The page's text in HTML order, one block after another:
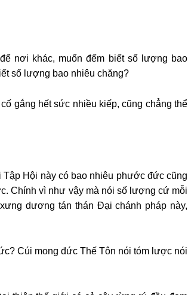
nơi khác, muốn đếm biết số lượng bao
số lượng bao nhiêu chăng?
gắng hết sức nhiều kiếp, cũng chẳng thể
Hội này có bao nhiêu phước đức cũng
Chính vì như vậy mà nói số lượng cứ mỗi
dương tán thán Đại chánh pháp này,
Cúi mong đức Thế Tôn nói tóm lược nói